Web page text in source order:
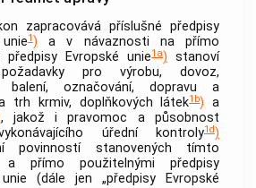
zapracovává příslušné předpisy
1) a v návaznosti na přímo
předpisy Evropské unie1a) stanoví
pro výrobu, dovoz,
balení, označování, dopravu a
trh krmiv, doplňkových látek1b) a
, jakož i pravomoc a působnost
úřední kontroly1d)
povinností stanovených tímto
a přímo použitelnými předpisy
unie (dále jen „předpisy Evropské